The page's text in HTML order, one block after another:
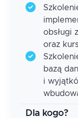
obsługi
oraz
bazą
i
Dla kogo?